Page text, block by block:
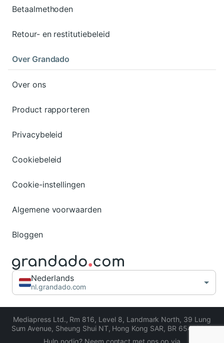
Betaalmethoden
Retour- en restitutiebeleid
Over Grandado
Over ons
Product rapporteren
Privacybeleid
Cookiebeleid
Cookie-instellingen
Algemene voorwaarden
Bloggen
Nederlands
nl.grandado.com
Mediapress Ltd., Rm 816, Level 8, Landmark North, 39 Lung
Sum Avenue, Sheung Shui NT, Hong Kong SAR, BR 65413206
Hulp nodig? Neem contact met ons op via